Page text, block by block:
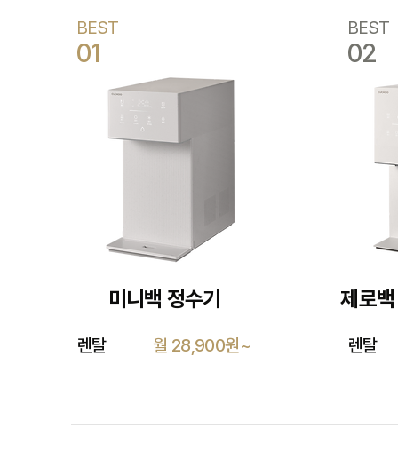
BEST
01
​미니백 정수기
렌탈 월 28,900원~
BEST
02
제로
렌탈